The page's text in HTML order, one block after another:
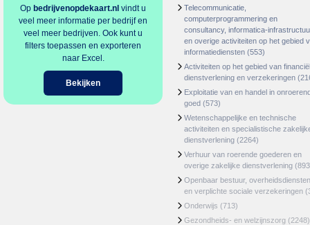
Op bedrijvenopdekaart.nl vindt u
veel meer informatie per bedrijf en
veel meer bedrijven. Ook kunt u
filters toepassen en exporteren
naar Excel.
Bekijken
Telecommunicatie,
computerprogrammering en
consultancy, informatica-
en overige activiteiten op het gebied
informatiediensten (553)
Activiteiten op het gebied van
dienstverlening en verzekeringen
Exploitatie van en handel in
goed (573)
Wetenschappelijke en technische
activiteiten en specialistische
dienstverlening (2264)
Verhuur van roerende goederen en
overige zakelijke dienstverlening
Openbaar bestuur, overheidsdiensten
en verplichte sociale verzekeringen
Onderwijs (713)
Gezondheids- en welzijnszorg (2248)